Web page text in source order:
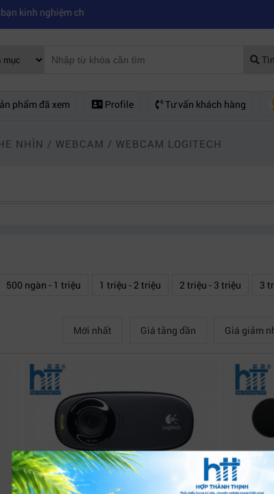
nghiệm chọn mua máy quay phim chuyên nghiệp Mua
phẩm đã xem Profile Tư vấn khách hàng
NHÌN / WEBCAM / WEBCAM LOGITECH
500 ngàn - 1 triệu 1 triệu - 2 triệu 2 triệu - 3 triệu 3
Mới nhất Giá tăng dần Giá giảm